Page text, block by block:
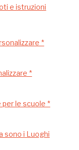
e istruzioni
*
*
per le scuole *
sono i Luoghi
Foldi, 2 - 20135